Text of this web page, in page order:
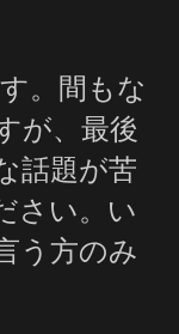
。間もな
が、最後
話題が苦
さい。い
う方のみ